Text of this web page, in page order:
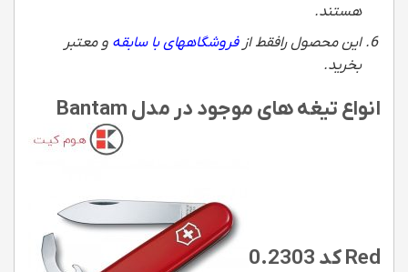
هستند.
این محصول رافقط ازفروشگاههای با سابقه و معتبر
بخرید.
انواع تیغه های موجود در مدل Bantam
Red کد 0.2303